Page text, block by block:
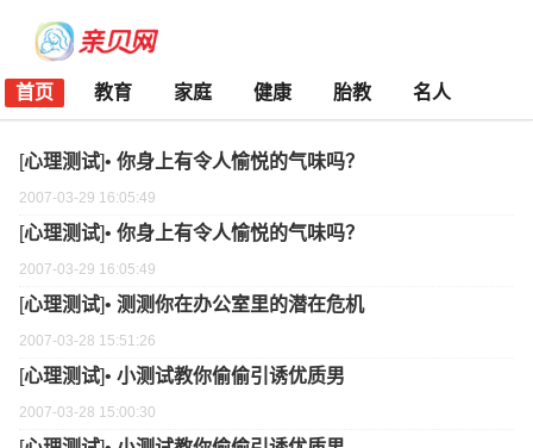
首页 教育 家庭 健康 胎教 名人
[心理测试]• 你身上有令人愉悦的气味吗？
2007-03-29 16:05:49
[心理测试]• 你身上有令人愉悦的气味吗？
2007-03-29 16:05:49
[心理测试]• 测测你在办公室里的潜在危机
2007-03-28 15:51:26
[心理测试]• 小测试教你偷偷引诱优质男
2007-03-28 15:00:30